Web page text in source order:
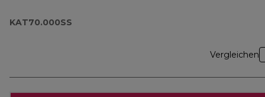
KAT70.000SS
Vergleichen